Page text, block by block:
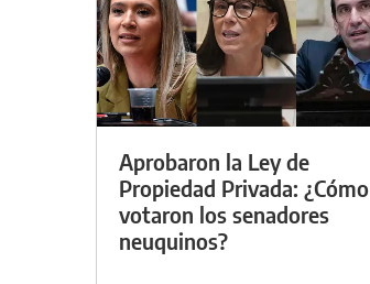
Aprobaron la Ley de
Propiedad Privada: ¿Cómo
votaron los senadores
neuquinos?